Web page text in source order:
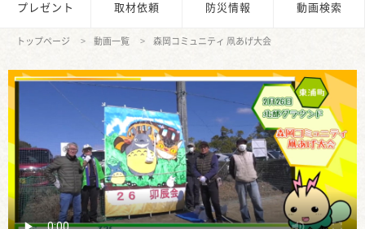
プレゼント 取材依頼 防災情報 動画検索
トップページ 動画一覧 森岡コミュニティ 凧あげ大会